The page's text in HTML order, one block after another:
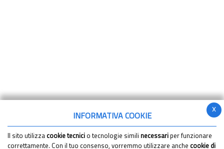
x
INFORMATIVA COOKIE
Il sito utilizza cookie tecnici o tecnologie simili necessari per funzionare
correttamente. Con il tuo consenso, vorremmo utilizzare anche cookie di